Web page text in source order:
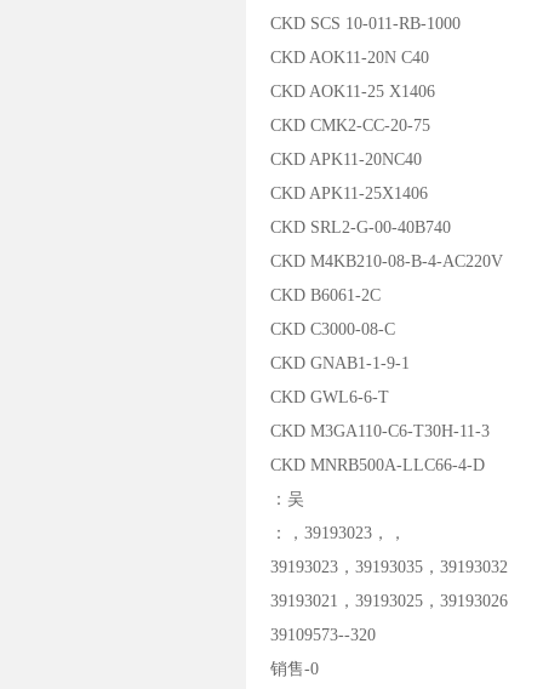
CKD SCS 10-011-RB-1000
CKD AOK11-20N C40
CKD AOK11-25 X1406
CKD CMK2-CC-20-75
CKD APK11-20NC40
CKD APK11-25X1406
CKD SRL2-G-00-40B740
CKD M4KB210-08-B-4-AC220V
CKD B6061-2C
CKD C3000-08-C
CKD GNAB1-1-9-1
CKD GWL6-6-T
CKD M3GA110-C6-T30H-11-3
CKD MNRB500A-LLC66-4-D
：吴
：，39193023，，
39193023，39193035，39193032
39193021，39193025，39193026
39109573--320
销售-0